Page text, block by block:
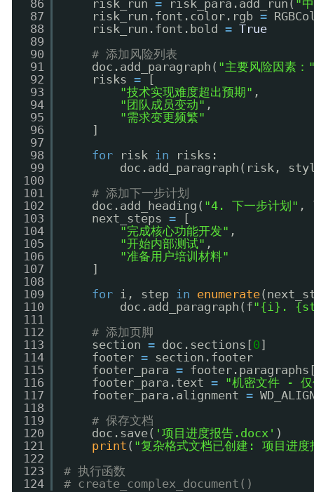
86
87
88
89
90
91
92
93
94
95
96
97
98
99
100
101
102
103
104
105
106
107
108
109
110
111
112
113
114
115
116
117
118
119
120
121
122
123
124
risk_run = risk_para.add_run( "
risk_run.font.color.rgb =
risk_run.font.bold = True
# 添加风险列表
doc.add_paragraph( "主要风险因素：
risks =
"技术实现难度超出预期" ,
"团队成员变动" ,
"需求变更频繁"
for
risk in
risks:
doc.add_paragraph(risk,
# 添加下一步计划
doc.add_heading( "4. 下一步计划" ,
next_steps =
"完成核心功能开发" ,
"开始内部测试" ,
"准备用户培训材料"
for i, step in enumerate
doc.add_paragraph(f"{i}.
# 添加页脚
section = doc.sections[ 0
footer = section.footer
footer_para =
footer_para.text =
"机密文件 - 仅
footer_para.alignment =
# 保存文档
doc.save( '项目进度报告.docx' )
print ( "复杂格式文档已创建: 项目进
# 执行函数
# create_complex_document()